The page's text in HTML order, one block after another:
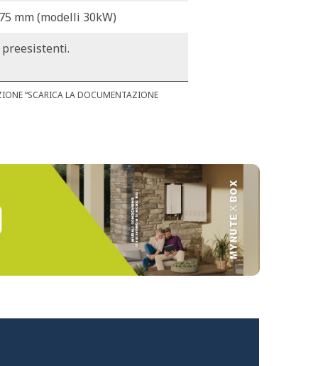
mm (modelli 30kW)
preesistenti.
“SCARICA LA DOCUMENTAZIONE